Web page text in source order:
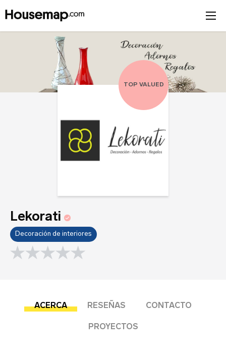
TOP VALUED
Lekorati
Decoración de interiores
0.0 rating
ACERCA RESEÑAS CONTACTO
PROYECTOS
Tu opinión (opcional)
Esta reseña se basa en mi propia experiencia y
Únete al directorio
Tu nombre (requerido)
Correo Electrónico (requerido)
Sobre tu negocio